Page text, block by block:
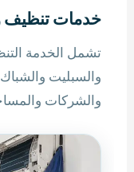
خدمات تنظيف
تشمل الخدمة
والسبليت
والشركات